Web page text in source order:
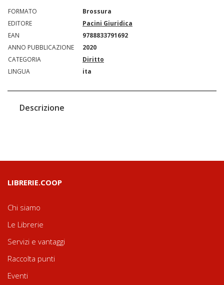
FORMATO
Brossura
EDITORE
Pacini Giuridica
EAN
9788833791692
ANNO PUBBLICAZIONE
2020
CATEGORIA
Diritto
LINGUA
ita
Descrizione
LIBRERIE.COOP
Chi siamo
Le Librerie
Servizi e vantaggi
Raccolta punti
Eventi